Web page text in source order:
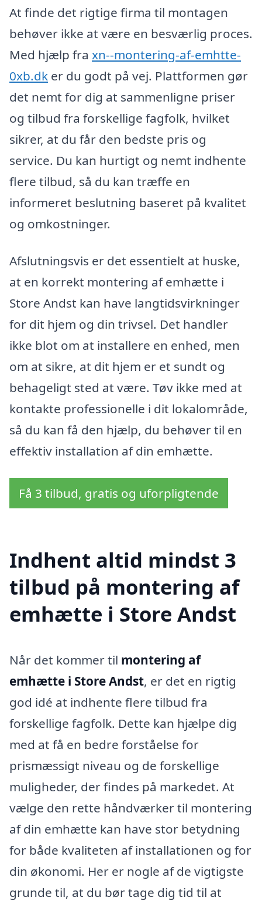
At finde det rigtige firma til montagen
behøver ikke at være en besværlig proces.
Med hjælp fra xn--montering-af-emhtte-
0xb.dk er du godt på vej. Plattformen gør
det nemt for dig at sammenligne priser
og tilbud fra forskellige fagfolk, hvilket
sikrer, at du får den bedste pris og
service. Du kan hurtigt og nemt indhente
flere tilbud, så du kan træffe en
informeret beslutning baseret på kvalitet
og omkostninger.
Afslutningsvis er det essentielt at huske,
at en korrekt montering af emhætte i
Store Andst kan have langtidsvirkninger
for dit hjem og din trivsel. Det handler
ikke blot om at installere en enhed, men
om at sikre, at dit hjem er et sundt og
behageligt sted at være. Tøv ikke med at
kontakte professionelle i dit lokalområde,
så du kan få den hjælp, du behøver til en
effektiv installation af din emhætte.
Få 3 tilbud, gratis og uforpligtende
Indhent altid mindst 3
tilbud på montering af
emhætte i Store Andst
Når det kommer til montering af
emhætte i Store Andst, er det en rigtig
god idé at indhente flere tilbud fra
forskellige fagfolk. Dette kan hjælpe dig
med at få en bedre forståelse for
prismæssigt niveau og de forskellige
muligheder, der findes på markedet. At
vælge den rette håndværker til montering
af din emhætte kan have stor betydning
for både kvaliteten af installationen og for
din økonomi. Her er nogle af de vigtigste
grunde til, at du bør tage dig tid til at